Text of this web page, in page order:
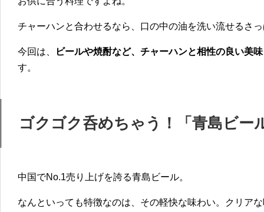
チャーハンと合わせるなら、口の中の油を洗い流せるさ
今回は、
ビールや焼酎など、チャーハンと相性の良い美
す。
ゴクゴク呑めちゃう！「青島ビー
中国でNo.1売り上げを誇る青島ビール。
なんといっても特徴なのは、その軽快な味わい。クリア